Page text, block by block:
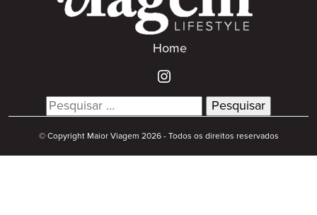
Home
Search
for:
© Copyright Maior Viagem 2026 - Todos os direitos reservados